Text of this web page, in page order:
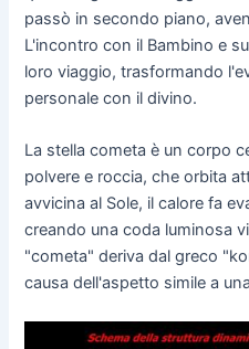
passò in secondo piano,
L'incontro con il Bambino e
loro viaggio, trasformando
personale con il divino.
La stella cometa è un corpo
polvere e roccia, che orbita
avvicina al Sole, il calore fa
creando una coda luminosa
"cometa" deriva dal greco
causa dell'aspetto simile a